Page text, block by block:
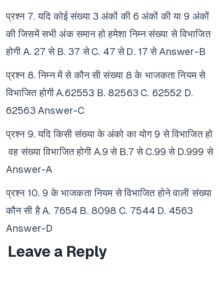
प्रश्न 7. यदि कोई संख्या 3 अंकों की 6 अंकों की या 9 अंकों
की जिसमें सभी अंक समान हो हमेशा निम्न संख्या से विभाजित
होगी A. 27 से B. 37 से C. 47 से D. 17 से Answer-B
प्रश्न 8. निम्न में से कौन सी संख्या 8 के भाजकता नियम से
विभाजित होगी A.62553 B. 82563 C. 62552 D.
62563 Answer-C
प्रश्न 9. यदि किसी संख्या के अंको का योग 9 से विभाजित हो
वह संख्या विभाजित होगी A.9 से B.7 से C.99 से D.999 से
Answer-A
प्रश्न 10. 9 के भाजकता नियम से विभाजित होने वाली संख्या
कौन सी है A. 7654 B. 8098 C. 7544 D. 4563
Answer-D
Leave a Reply